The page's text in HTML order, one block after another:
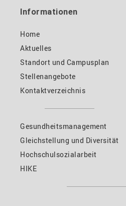
Informationen
Home
Aktuelles
Standort und Campusplan
Stellenangebote
Kontaktverzeichnis
Gesundheitsmanagement
Gleichstellung und Diversität
Hochschulsozialarbeit
HIKE